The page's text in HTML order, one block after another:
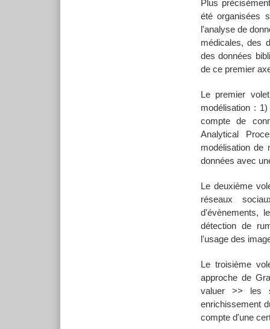
Plus
été organisées
l'analyse de
médicales, des
des données
de ce premier
Le premier
modélisation :
compte de
Analytical
modélisation de
données avec
Le deuxième
réseaux
d'évènements,
détection de
l'usage des
Le troisième
approche de
valuer >> les
enrichissement
compte d'une